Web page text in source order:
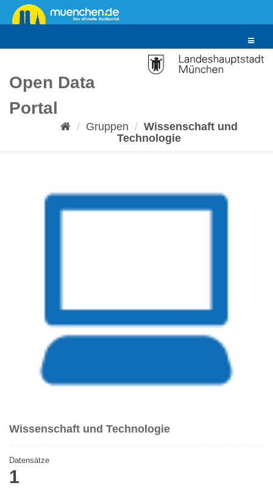
Überspringen
zum
Toggle
Open Data
Portal
Gruppen
Wissenschaft und
Technologie
Wissenschaft und Technologie
Datensätze
1